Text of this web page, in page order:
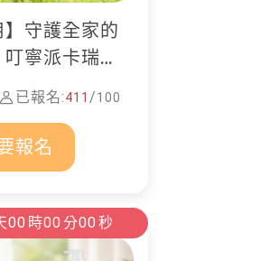
】守護全家的
寧派卡瑞丁
蚊液
已報名:411 /100
報名
00 時00 分00 秒